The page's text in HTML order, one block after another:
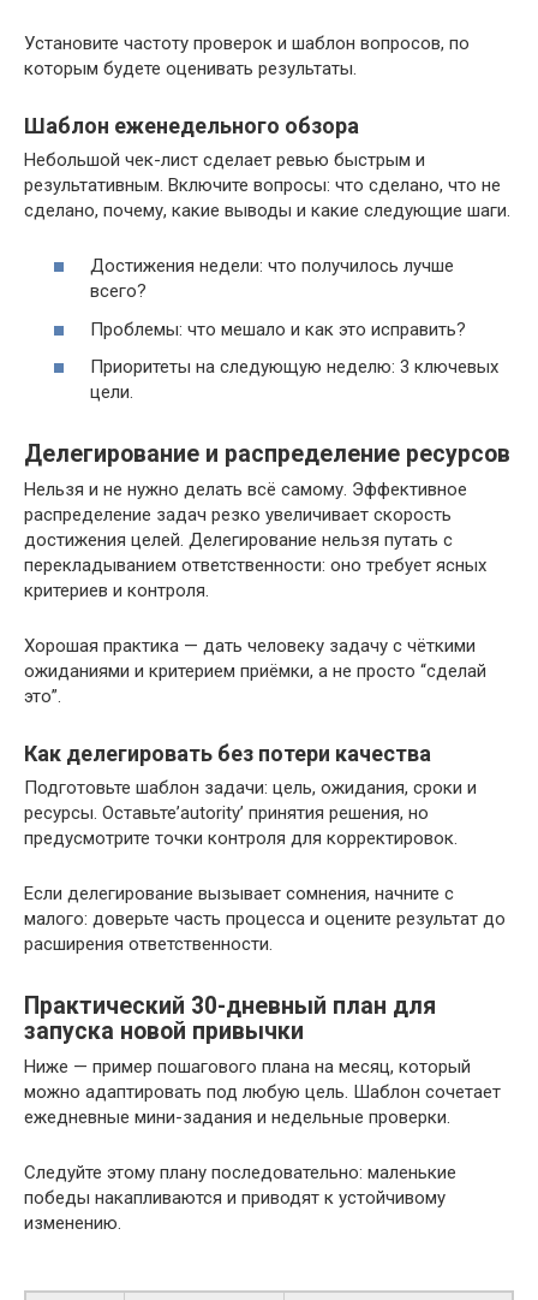
Установите частоту проверок и шаблон вопросов, по
которым будете оценивать результаты.
Шаблон еженедельного обзора
Небольшой чек-лист сделает ревью быстрым и
результативным. Включите вопросы: что сделано, что не
сделано, почему, какие выводы и какие следующие шаги.
Достижения недели: что получилось лучше
всего?
Проблемы: что мешало и как это исправить?
Приоритеты на следующую неделю: 3 ключевых
цели.
Делегирование и распределение ресурсов
Нельзя и не нужно делать всё самому. Эффективное
распределение задач резко увеличивает скорость
достижения целей. Делегирование нельзя путать с
перекладыванием ответственности: оно требует ясных
критериев и контроля.
Хорошая практика — дать человеку задачу с чёткими
ожиданиями и критерием приёмки, а не просто “сделай
это”.
Как делегировать без потери качества
Подготовьте шаблон задачи: цель, ожидания, сроки и
ресурсы. Оставьте’autority’ принятия решения, но
предусмотрите точки контроля для корректировок.
Если делегирование вызывает сомнения, начните с
малого: доверьте часть процесса и оцените результат до
расширения ответственности.
Практический 30-дневный план для
запуска новой привычки
Ниже — пример пошагового плана на месяц, который
можно адаптировать под любую цель. Шаблон сочетает
ежедневные мини-задания и недельные проверки.
Следуйте этому плану последовательно: маленькие
победы накапливаются и приводят к устойчивому
изменению.